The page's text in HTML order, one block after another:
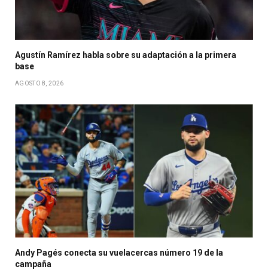
Agustín Ramírez habla sobre su adaptación a la primera
base
AGOSTO 8, 2026
Andy Pagés conecta su vuelacercas número 19 de la
campaña